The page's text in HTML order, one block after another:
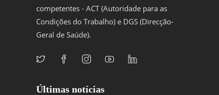
competentes - ACT (Autoridade para as
Condições do Trabalho) e DGS (Direcção-
Geral de Saúde).
Últimas notícias